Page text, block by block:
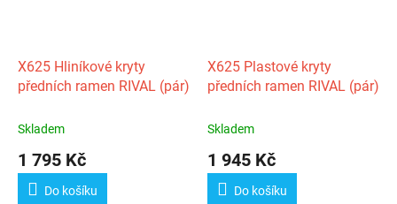
X625 Hliníkové kryty
předních ramen RIVAL (pár)
Skladem
1 795 Kč
Do košíku
X625 Plastové kryty
předních ramen RIVAL (pár)
Skladem
1 945 Kč
Do košíku